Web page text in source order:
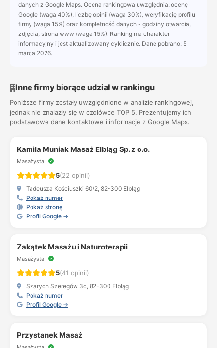
danych z Google Maps. Ocena rankingowa uwzględnia: ocenę
Google (waga 40%), liczbę opinii (waga 30%), weryfikację profilu
firmy (waga 15%) oraz kompletność danych - godziny otwarcia,
zdjęcia, strona www (waga 15%). Ranking ma charakter
informacyjny i jest aktualizowany cyklicznie. Dane pobrano: 5
marca 2026.
Inne firmy biorące udział w rankingu
Poniższe firmy zostały uwzględnione w analizie rankingowej,
jednak nie znalazły się w czołówce TOP 5. Prezentujemy ich
podstawowe dane kontaktowe i informacje z Google Maps.
Kamila Muniak Masaż Elbląg Sp. z o.o.
Masażysta
5(22 opinii)
Tadeusza Kościuszki 60/2, 82-300 Elbląg
Pokaż numer
Pokaż stronę
Profil Google →
Zakątek Masażu i Naturoterapii
Masażysta
5(41 opinii)
Szarych Szeregów 3c, 82-300 Elbląg
Pokaż numer
Profil Google →
Przystanek Masaż